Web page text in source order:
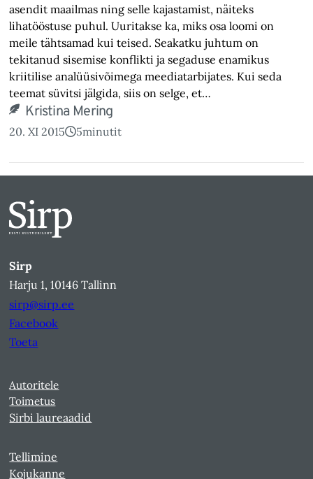
asendit maailmas ning selle kajastamist, näiteks
lihatööstuse puhul. Uuritakse ka, miks osa loomi on
meile tähtsamad kui teised. Seakatku juhtum on
tekitanud sisemise konflikti ja segaduse enamikus
kriitilise analüüsivõimega meediatarbijates. Kui seda
teemat süvitsi jälgida, siis on selge, et…
Kristina Mering
20. XI 2015 5minutit
Sirp
Harju 1, 10146 Tallinn
sirp@sirp.ee
Facebook
Toeta
Autoritele
Toimetus
Sirbi laureaadid
Tellimine
Kojukanne